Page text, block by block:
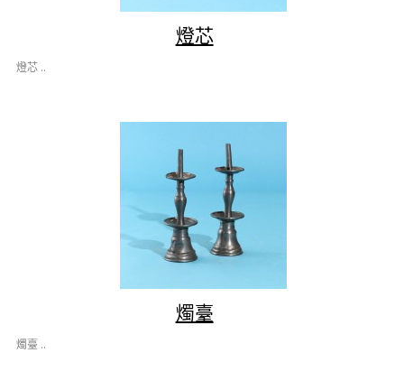
燈芯
燈芯 ..
燭臺
燭臺 ..